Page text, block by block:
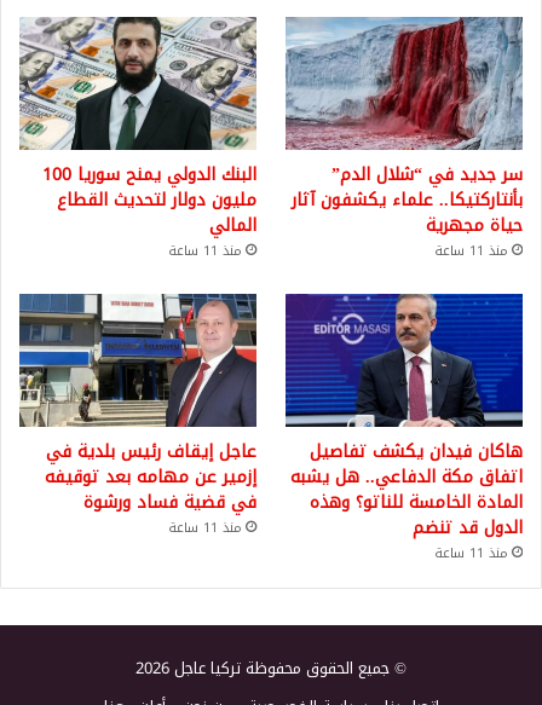
سر جديد في “شلال الدم”
بأنتاركتيكا.. علماء يكشفون آثار
حياة مجهرية
منذ 11 ساعة
البنك الدولي يمنح سوريا 100
مليون دولار لتحديث القطاع
المالي
منذ 11 ساعة
هاكان فيدان يكشف تفاصيل
اتفاق مكة الدفاعي.. هل يشبه
المادة الخامسة للناتو؟ وهذه
الدول قد تنضم
منذ 11 ساعة
عاجل إيقاف رئيس بلدية في
إزمير عن مهامه بعد توقيفه
في قضية فساد ورشوة
منذ 11 ساعة
© جميع الحقوق محفوظة تركيا عاجل 2026